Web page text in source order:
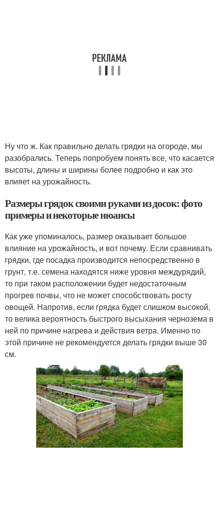
Ну что ж. Как правильно делать грядки на огороде, мы
разобрались. Теперь попробуем понять все, что касается
высоты, длины и ширины более подробно и как это
влияет на урожайность.
Размеры грядок своими руками из досок: фото
примеры и некоторые нюансы
Как уже упоминалось, размер оказывает большое
влияние на урожайность, и вот почему. Если сравнивать
грядки, где посадка производится непосредственно в
грунт, т.е. семена находятся ниже уровня междурядий,
то при таком расположении будет недостаточным
прогрев почвы, что не может способствовать росту
овощей. Напротив, если грядка будет слишком высокой,
то велика вероятность быстрого высыхания чернозема в
ней по причине нагрева и действия ветра. Именно по
этой причине не рекомендуется делать грядки выше 30
см.